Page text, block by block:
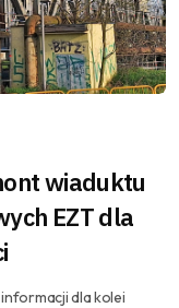
wiaduktu
EZT dla
dla kolei